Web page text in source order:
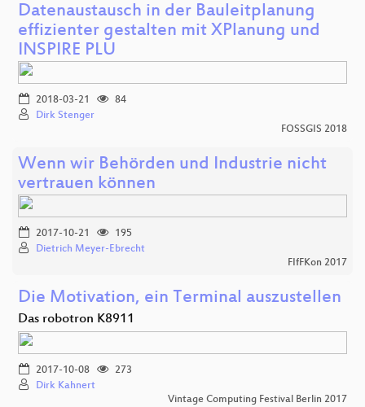
Datenaustausch in der Bauleitplanung
effizienter gestalten mit XPlanung und
INSPIRE PLU
2018-03-21
84
Dirk Stenger
FOSSGIS 2018
Wenn wir Behörden und Industrie nicht
vertrauen können
2017-10-21
195
Dietrich Meyer-Ebrecht
FIfFKon 2017
Die Motivation, ein Terminal auszustellen
Das robotron K8911
2017-10-08
273
Dirk Kahnert
Vintage Computing Festival Berlin 2017